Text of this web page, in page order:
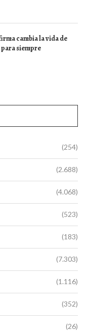
cambia la vida de
siempre
(254)
(2.688)
(4.068)
(523)
(183)
(7.303)
(1.116)
(352)
(26)